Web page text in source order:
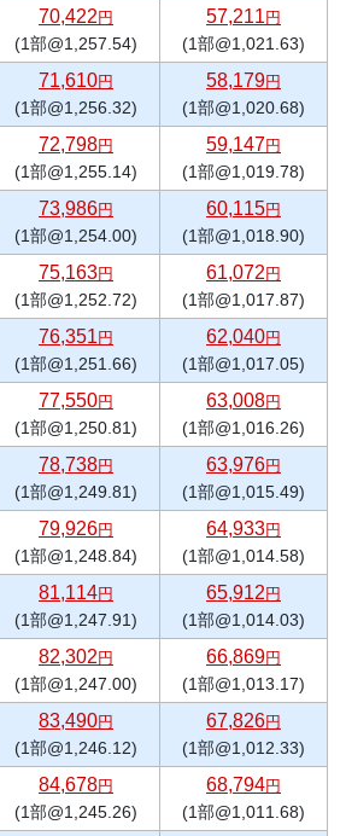
70,422 円
(1部@1,257.54)
57,211 円
(1部@1,021.63)
71,610円
(1部@1,256.32)
58,179円
(1部@1,020.68)
72,798円
(1部@1,255.14)
59,147円
(1部@1,019.78)
73,986円
(1部@1,254.00)
60,115円
(1部@1,018.90)
75,163円
(1部@1,252.72)
61,072 円
(1部@1,017.87)
76,351 円
(1部@1,251.66)
62,040円
(1部@1,017.05)
77,550円
(1部@1,250.81)
63,008円
(1部@1,016.26)
78,738円
(1部@1,249.81)
63,976円
(1部@1,015.49)
79,926円
(1部@1,248.84)
64,933円
(1部@1,014.58)
81,114円
(1部@1,247.91)
65,912 円
(1部@1,014.03)
82,302 円
(1部@1,247.00)
66,869円
(1部@1,013.17)
83,490円
(1部@1,246.12)
67,826円
(1部@1,012.33)
84,678円
(1部@1,245.26)
68,794円
(1部@1,011.68)